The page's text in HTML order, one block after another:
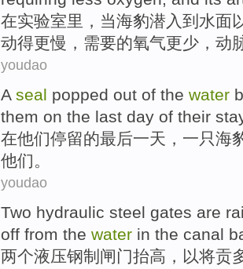
在实验室里 ， 当海豹潜入到水面
动得更慢 ， 需要的氧气更少 ， 动
youdao
A seal popped out of the water
them on the last day of their
在他们停留的最后一天 ， 一只海
他们。
youdao
Two hydraulic steel gates are
off from the water in the canal
两个液压钢制 闸门抬高 ， 以将贡